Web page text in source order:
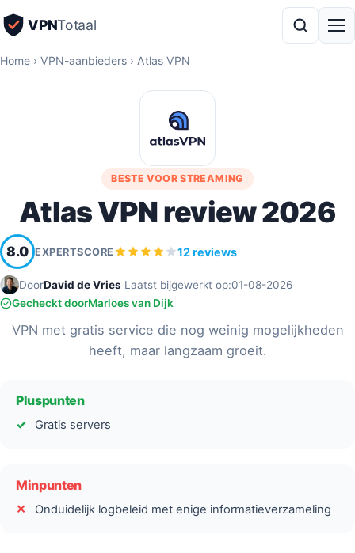
VPNTotaal
Home › VPN-aanbieders › Atlas VPN
BESTE VOOR STREAMING
Atlas VPN review 2026
8.0 EXPERTSCORE 12 reviews
DoorDavid de Vries·Laatst bijgewerkt op:01-08-2026·
Gecheckt doorMarloes van Dijk
VPN met gratis service die nog weinig mogelijkheden
heeft, maar langzaam groeit.
Pluspunten
Gratis servers
Minpunten
Onduidelijk logbeleid met enige informatieverzameling